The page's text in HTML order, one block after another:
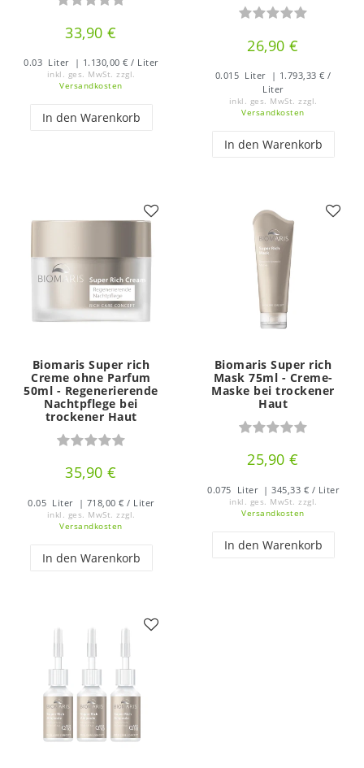
33,90 €
0.03 Liter | 1.130,00 € / Liter
inkl. ges. MwSt. zzgl.
Versandkosten
In den Warenkorb
26,90 €
0.015 Liter
| 1.793,33 € /
Liter
inkl. ges. MwSt. zzgl.
Versandkosten
In den Warenkorb
Biomaris Super rich
Creme ohne Parfum
50ml - Regenerierende
Nachtpflege bei
trockener Haut
35,90 €
0.05 Liter | 718,00 € / Liter
inkl. ges. MwSt.
zzgl.
Versandkosten
In den Warenkorb
Biomaris Super rich
Mask 75ml - Creme-
Maske bei trockener
Haut
25,90 €
0.075 Liter | 345,33 € / Liter
inkl. ges. MwSt.
zzgl.
Versandkosten
In den Warenkorb